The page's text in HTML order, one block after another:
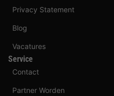
Privacy Statement
Blog
Vacatures
Service
Contact
Partner Worden